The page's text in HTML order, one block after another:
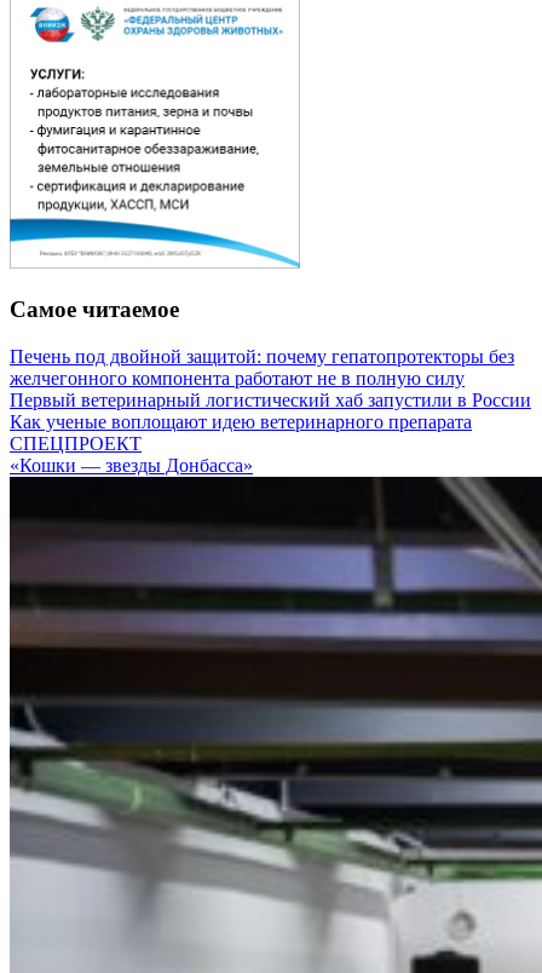
Самое читаемое
Печень под двойной защитой: почему гепатопротекторы без
желчегонного компонента работают не в полную силу
Первый ветеринарный логистический хаб запустили в России
Как ученые воплощают идею ветеринарного препарата
СПЕЦПРОЕКТ
«Кошки — звезды Донбасса»